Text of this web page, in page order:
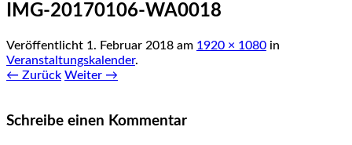
IMG-20170106-WA0018
Veröffentlicht 1. Februar 2018 am 1920 × 1080 in
Veranstaltungskalender.
← Zurück Weiter →
Schreibe einen Kommentar